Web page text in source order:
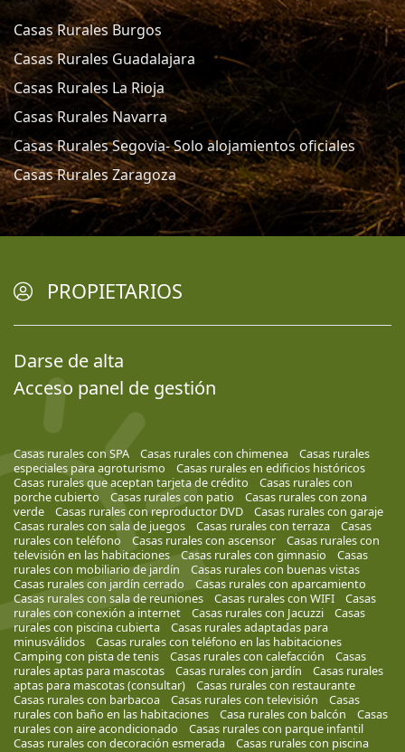
Casas Rurales Burgos
Casas Rurales Guadalajara
Casas Rurales La Rioja
Casas Rurales Navarra
Casas Rurales Segovia- Solo alojamientos oficiales
Casas Rurales Zaragoza
PROPIETARIOS
Darse de alta
Acceso panel de gestión
Casas rurales con SPA Casas rurales con chimenea
Casas rurales
especiales para agroturismo
Casas rurales en edificios históricos
Casas rurales que aceptan tarjeta de crédito
Casas rurales con
porche cubierto
Casas rurales con patio
Casas rurales con zona
verde
Casas rurales con reproductor DVD
Casas rurales con garaje
Casas rurales con sala de juegos
Casas rurales con terraza
Casas
rurales con teléfono
Casas rurales con ascensor
Casas rurales con
televisión en las habitaciones
Casas rurales con gimnasio
Casas
rurales con mobiliario de jardín
Casas rurales con buenas vistas
Casas rurales con jardín cerrado
Casas rurales con aparcamiento
Casas rurales con sala de reuniones
Casas rurales con WIFI
Casas
rurales con conexión a internet
Casas rurales con Jacuzzi
Casas
rurales con piscina cubierta
Casas rurales adaptadas para
minusválidos
Casas rurales con teléfono en las habitaciones
Camping con pista de tenis
Casas rurales con calefacción
Casas
rurales aptas para mascotas
Casas rurales con jardín
Casas rurales
aptas para mascotas (consultar)
Casas rurales con restaurante
Casas rurales con barbacoa
Casas rurales con televisión
Casas
rurales con baño en las habitaciones
Casa rurales con balcón
Casas
rurales con aire acondicionado
Casas rurales con parque infantil
Casas rurales con decoración esmerada
Casas rurales con piscina